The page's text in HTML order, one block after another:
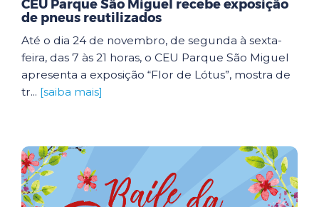
CEU Parque São Miguel recebe exposição
de pneus reutilizados
Até o dia 24 de novembro, de segunda à sexta-
feira, das 7 às 21 horas, o CEU Parque São Miguel
apresenta a exposição “Flor de Lótus”, mostra de
tr... [saiba mais]